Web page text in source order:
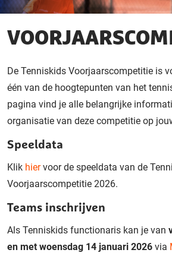
De Tenniskids Voorjaarscompetitie is
één van de hoogtepunten van het
pagina vind je alle belangrijke
organisatie van deze competitie op
Speeldata
Klik hiervoor de speeldata van de
Voorjaarscompetitie 2026.
Teams inschrijven
Als Tenniskids functionaris kan je van
en met woensdag 14 januari 2026 via